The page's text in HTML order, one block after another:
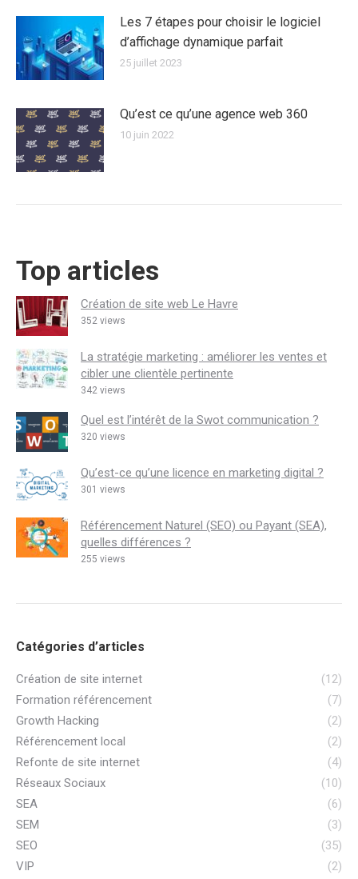
Les 7 étapes pour choisir le logiciel
d’affichage dynamique parfait
25 juillet 2023
Qu’est ce qu’une agence web 360
10 juin 2022
Top articles
Création de site web Le Havre
352 views
La stratégie marketing : améliorer les ventes et
cibler une clientèle pertinente
342 views
Quel est l’intérêt de la Swot communication ?
320 views
Qu’est-ce qu’une licence en marketing digital ?
301 views
Référencement Naturel (SEO) ou Payant (SEA),
quelles différences ?
255 views
Catégories d’articles
Création de site internet
(12)
Formation référencement
(7)
Growth Hacking
(2)
Référencement local
(2)
Refonte de site internet
(4)
Réseaux Sociaux
(10)
SEA
(6)
SEM
(3)
SEO
(35)
VIP
(2)